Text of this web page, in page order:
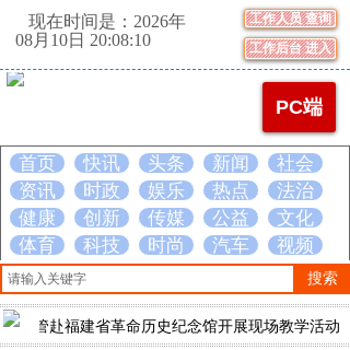
工作人员 查询
现在时间是：2026年
08月10日 20:08:10
工作后台 进入
PC端
首页 快讯 头条 新闻
社会
资讯
时政 娱乐 热点
法治
健康
创新 传媒 公益
文化
体育
科技 时尚 汽车 视频
搜索
赴福建省革命历史纪念馆开展现场教学活动 滨